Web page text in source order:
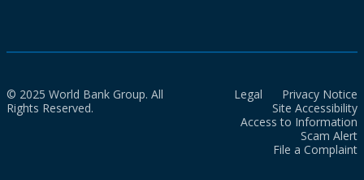
© 2025 World Bank Group. All
Rights Reserved.
Legal
Privacy Notice
Site Accessibility
Access to Information
Scam Alert
File a Complaint